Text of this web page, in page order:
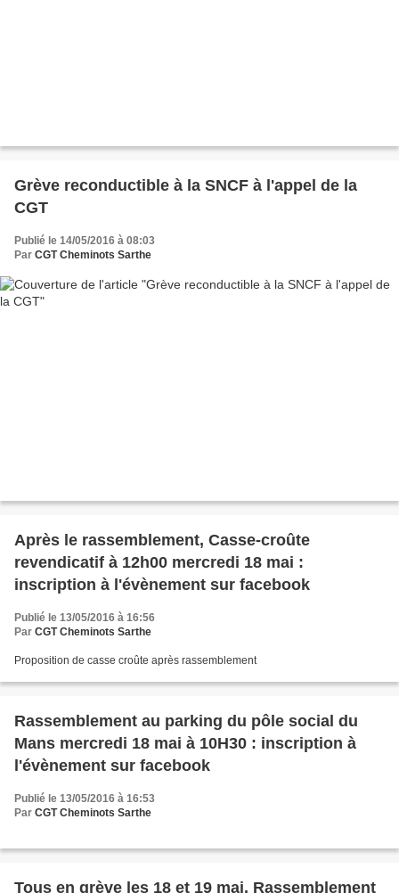
Grève reconductible à la SNCF à l'appel de la
CGT
Publié le 14/05/2016 à 08:03
Par CGT Cheminots Sarthe
Après le rassemblement, Casse-croûte
revendicatif à 12h00 mercredi 18 mai :
inscription à l'évènement sur facebook
Publié le 13/05/2016 à 16:56
Par CGT Cheminots Sarthe
Proposition de casse croûte après rassemblement
Rassemblement au parking du pôle social du
Mans mercredi 18 mai à 10H30 : inscription à
l'évènement sur facebook
Publié le 13/05/2016 à 16:53
Par CGT Cheminots Sarthe
Tous en grève les 18 et 19 mai. Rassemblement